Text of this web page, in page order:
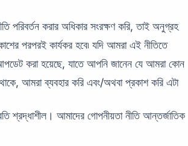
পরিবর্তন করার অধিকার সংরক্ষণ করি, তাই অনুগ্রহ
পরপরই কার্যকর হবে৷ যদি আমরা এই নীতিতে
করা হয়েছে, যাতে আপনি জানেন যে আমরা কোন
আমরা ব্যবহার করি এবং/অথবা প্রকাশ করি এটা
শ্রদ্ধাশীল। আমাদের গোপনীয়তা নীতি আন্তর্জাতিক